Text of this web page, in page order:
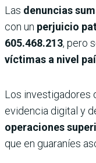
Las denuncias
con un perjuicio
605.468.213, pero
víctimas a nivel
Los investigadores
evidencia digital y
operaciones
que en guaraníes